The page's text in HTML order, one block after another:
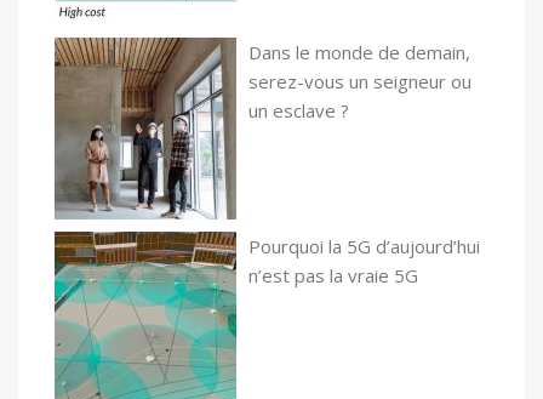
Dans le monde de demain,
serez-vous un seigneur ou
un esclave ?
Pourquoi la 5G d’aujourd’hui
n’est pas la vraie 5G